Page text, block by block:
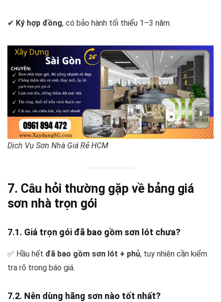
✔ Ký hợp đồng, có bảo hành tối thiểu 1–3 năm.
Dịch Vụ Sơn Nhà Giá Rẻ HCM
7. Câu hỏi thường gặp về bảng giá
sơn nhà trọn gói
7.1. Giá trọn gói đã bao gồm sơn lót chưa?
✅ Hầu hết đã bao gồm sơn lót + phủ, tuy nhiên cần kiểm
tra rõ trong báo giá.
7.2. Nên dùng hãng sơn nào tốt nhất?